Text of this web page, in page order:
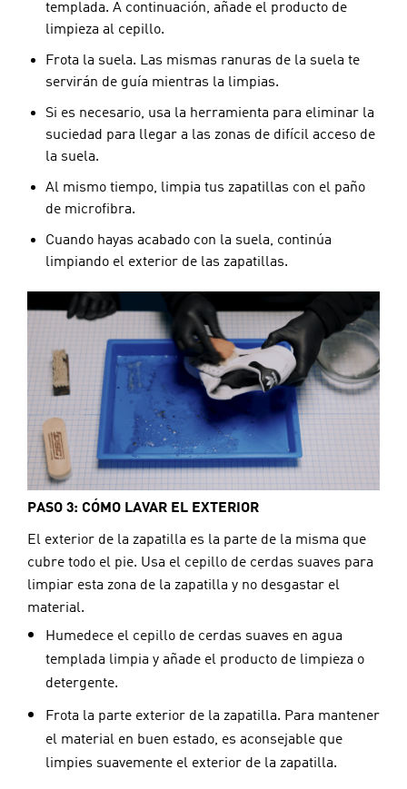
templada. A continuación, añade el producto de
limpieza al cepillo.
Frota la suela. Las mismas ranuras de la suela te
servirán de guía mientras la limpias.
Si es necesario, usa la herramienta para eliminar la
suciedad para llegar a las zonas de difícil acceso de
la suela.
Al mismo tiempo, limpia tus zapatillas con el paño
de microfibra.
Cuando hayas acabado con la suela, continúa
limpiando el exterior de las zapatillas.
PASO 3: CÓMO LAVAR EL EXTERIOR
El exterior de la zapatilla es la parte de la misma que
cubre todo el pie. Usa el cepillo de cerdas suaves para
limpiar esta zona de la zapatilla y no desgastar el
material.
Humedece el cepillo de cerdas suaves en agua
templada limpia y añade el producto de limpieza o
detergente.
Frota la parte exterior de la zapatilla. Para mantener
el material en buen estado, es aconsejable que
limpies suavemente el exterior de la zapatilla.